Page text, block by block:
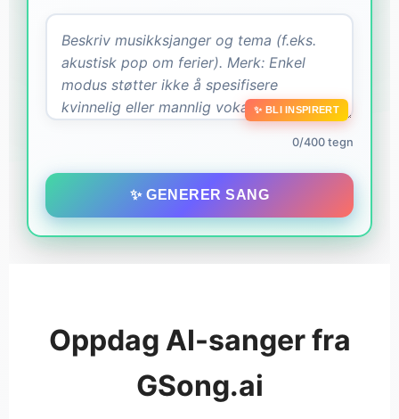
✨ BLI INSPIRERT
0/400 tegn
✨ GENERER SANG
Oppdag AI-sanger fra
GSong.ai